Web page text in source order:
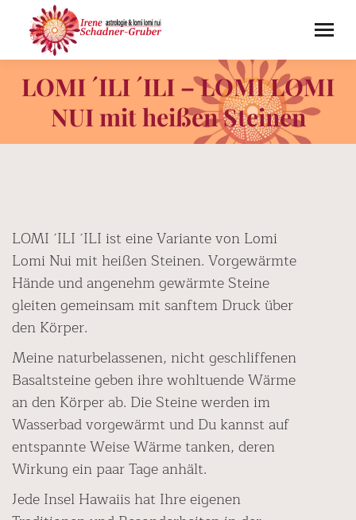
LOMI ´ILI ´ILI – LOMI LOMI
NUI mit heißen Steinen
LOMI ´ILI ´ILI ist eine Variante von Lomi
Lomi Nui mit heißen Steinen. Vorgewärmte
Hände und angenehm gewärmte Steine
gleiten gemeinsam mit sanftem Druck über
den Körper.
Meine naturbelassenen, nicht geschliffenen
Basaltsteine geben ihre wohltuende Wärme
an den Körper ab. Die Steine werden im
Wasserbad vorgewärmt und Du kannst auf
entspannte Weise Wärme tanken, deren
Wirkung ein paar Tage anhält.
Jede Insel Hawaiis hat Ihre eigenen